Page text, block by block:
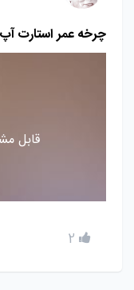
چرخه عمر استارت آپ
قابل
2